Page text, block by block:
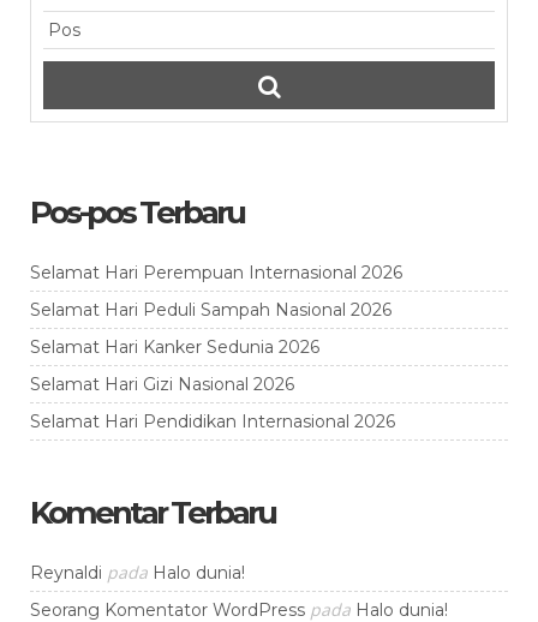
Pos-pos Terbaru
Selamat Hari Perempuan Internasional 2026
Selamat Hari Peduli Sampah Nasional 2026
Selamat Hari Kanker Sedunia 2026
Selamat Hari Gizi Nasional 2026
Selamat Hari Pendidikan Internasional 2026
Komentar Terbaru
Reynaldi pada Halo dunia!
Seorang Komentator WordPress pada Halo dunia!